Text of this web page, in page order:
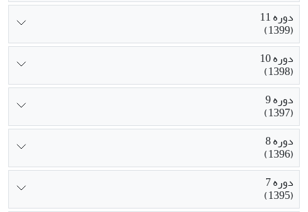
دوره 11
(1399)
دوره 10
(1398)
دوره 9
(1397)
دوره 8
(1396)
دوره 7
(1395)